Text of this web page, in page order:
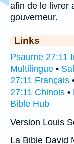
afin de le livrer
gouverneur.
Links
Psaume 27:11
Multilingue •
27:11 Français
27:11 Chinois •
Bible Hub
Version Louis
La Bible David